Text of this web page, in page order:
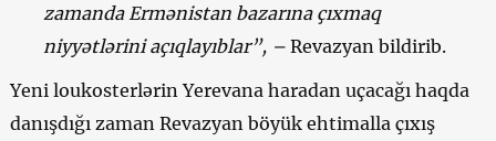
zamanda Ermənistan bazarına çıxmaq
niyyətlərini açıqlayıblar”, – Revazyan bildirib.
Yeni loukosterlərin Yerevana haradan uçacağı haqda
danışdığı zaman Revazyan böyük ehtimalla çıxış